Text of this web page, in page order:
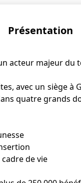
Présentation
un acteur majeur du
avec un siège à
quatre grands
de vie